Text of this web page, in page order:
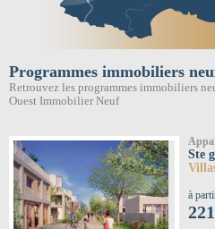
Programmes immobiliers
Retrouvez les programmes immobiliers
Ouest Immobilier Neuf
Ste
à